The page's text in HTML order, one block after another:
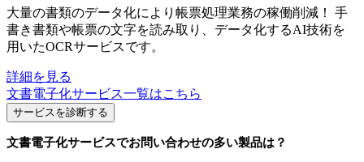
大量の書類のデータ化により帳票処理業務の稼働削減！ 手
書き書類や帳票の文字を読み取り、データ化するAI技術を
用いたOCRサービスです。
詳細を見る
文書電子化サービス一覧はこちら
サービスを診断する
文書電子化サービスでお問い合わせの多い製品は？